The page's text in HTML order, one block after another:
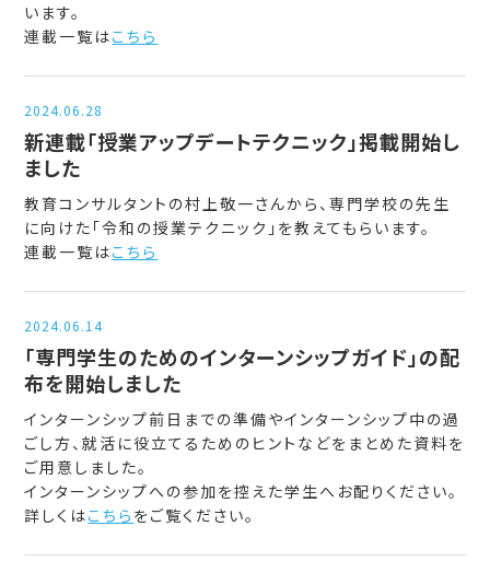
います。
連載一覧はこちら
2024.06.28
新連載「授業アップデートテクニック」掲載開始し
ました
教育コンサルタントの村上敬一さんから、専門学校の先生
に向けた「令和の授業テクニック」を教えてもらいます。
連載一覧はこちら
2024.06.14
「専門学生のためのインターンシップガイド」の配
布を開始しました
インターンシップ前日までの準備やインターンシップ中の過
ごし方、就活に役立てるためのヒントなどをまとめた資料を
ご用意しました。
インターンシップへの参加を控えた学生へお配りください。
詳しくはこちら をご覧ください。